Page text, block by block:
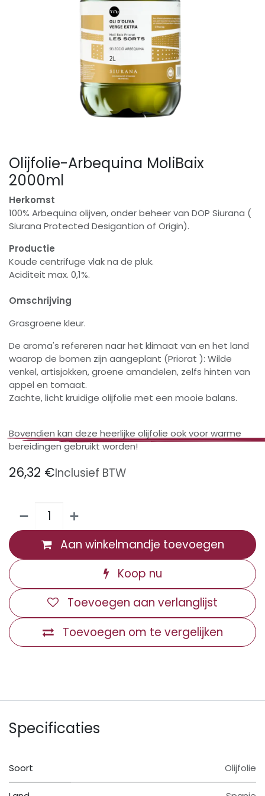
Olijfolie-Arbequina MoliBaix
2000ml
Herkomst
100% Arbequina olijven, onder beheer van DOP Siurana (
Siurana Protected Desigantion of Origin).
Productie
Koude centrifuge vlak na de pluk.
Aciditeit max. 0,1%.
Omschrijving
Grasgroene kleur.
De aroma's refereren naar het klimaat van en het land
waarop de bomen zijn aangeplant (Priorat ): Wilde
venkel, artisjokken, groene amandelen, zelfs hinten van
appel en tomaat.
Zachte, licht kruidige olijfolie met een mooie balans.
Bovendien kan deze heerlijke olijfolie ook voor warme
bereidingen gebruikt worden!
26,32 €Inclusief BTW
Aan winkelmandje toevoegen
Koop nu
Toevoegen om te vergelijken
Toevoegen aan verlanglijst
Specificaties
Soort Olijfolie